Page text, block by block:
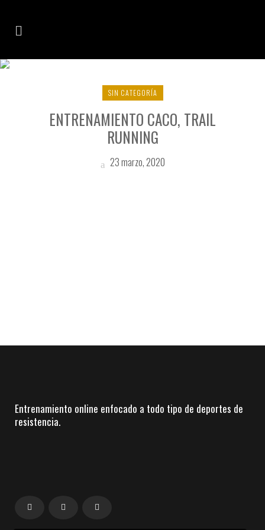
SIN CATEGORÍA
ENTRENAMIENTO CACO, TRAIL
RUNNING
23 marzo, 2020
Entrenamiento online enfocado a todo tipo de deportes de
resistencia.